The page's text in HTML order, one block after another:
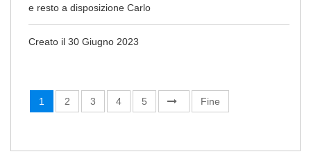
e resto a disposizione Carlo
Creato il 30 Giugno 2023
1 2 3 4 5 Fine